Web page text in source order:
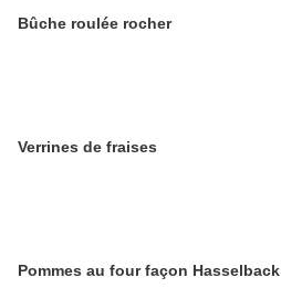
Bûche roulée rocher
Verrines de fraises
Pommes au four façon Hasselback